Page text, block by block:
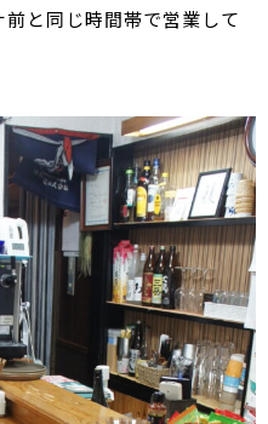
と同じ時間帯で営業して